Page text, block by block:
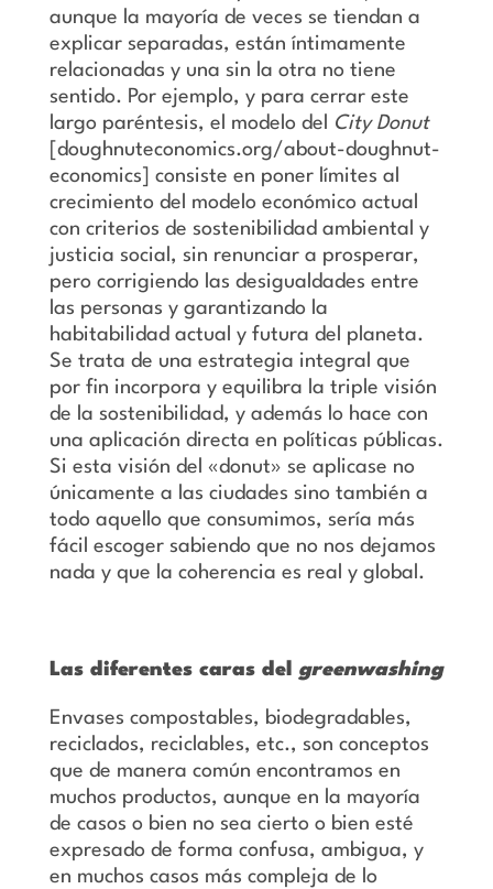
aunque la mayoría de veces se tiendan a
explicar separadas, están íntimamente
relacionadas y una sin la otra no tiene
sentido. Por ejemplo, y para cerrar este
largo paréntesis, el modelo del
City Donut
[doughnuteconomics.org/about-doughnut-
economics] consiste en poner límites al
crecimiento del modelo económico actual
con criterios de sostenibilidad ambiental y
justicia social, sin renunciar a prosperar,
pero corrigiendo las desigualdades entre
las personas y garantizando la
habitabilidad actual y futura del planeta.
Se trata de una estrategia integral que
por fin incorpora y equilibra la triple visión
de la sostenibilidad, y además lo hace con
una aplicación directa en políticas públicas.
Si esta visión del «donut» se aplicase no
únicamente a las ciudades sino también a
todo aquello que consumimos, sería más
fácil escoger sabiendo que no nos dejamos
nada y que la coherencia es real y global.
Las diferentes caras del greenwashing
Envases compostables, biodegradables,
reciclados, reciclables, etc., son conceptos
que de manera común encontramos en
muchos productos, aunque en la mayoría
de casos o bien no sea cierto o bien esté
expresado de forma confusa, ambigua, y
en muchos casos más compleja de lo